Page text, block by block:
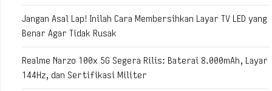
Jangan Asal Lap! Inilah Cara Membersihkan Layar TV LED yang
Benar Agar Tidak Rusak
Realme Narzo 100x 5G Segera Rilis: Baterai 8.000mAh, Layar
144Hz, dan Sertifikasi Militer